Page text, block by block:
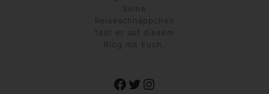
Seine
Reiseschnäppchen
teilt er auf diesem
Blog mit Euch.
Facebook
TwitterInstagram